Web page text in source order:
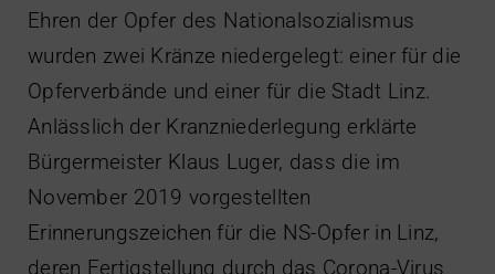
Ehren der Opfer des Nationalsozialismus
wurden zwei Kränze niedergelegt: einer für die
Opferverbände und einer für die Stadt Linz.
Anlässlich der Kranzniederlegung erklärte
Bürgermeister Klaus Luger, dass die im
November 2019 vorgestellten
Erinnerungszeichen für die NS-Opfer in Linz,
deren Fertigstellung durch das Corona-Virus